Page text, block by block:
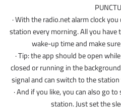
· With the radio.net alarm clock
station every morning. All you
wake-up time and make
· Tip: the app should be open
closed or running in the
signal and can switch to the
· And if you like, you can also go
station. Just set the